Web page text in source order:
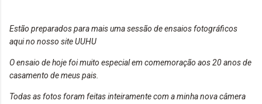
Estão preparados para mais uma sessão de ensaios fotográficos
aqui no nosso site UUHU
O ensaio de hoje foi muito especial em comemoração aos 20 anos de
casamento de meus pais.
Todas as fotos foram feitas inteiramente com a minha nova câmera